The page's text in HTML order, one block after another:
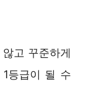
고 꾸준하게
등급이 될 수